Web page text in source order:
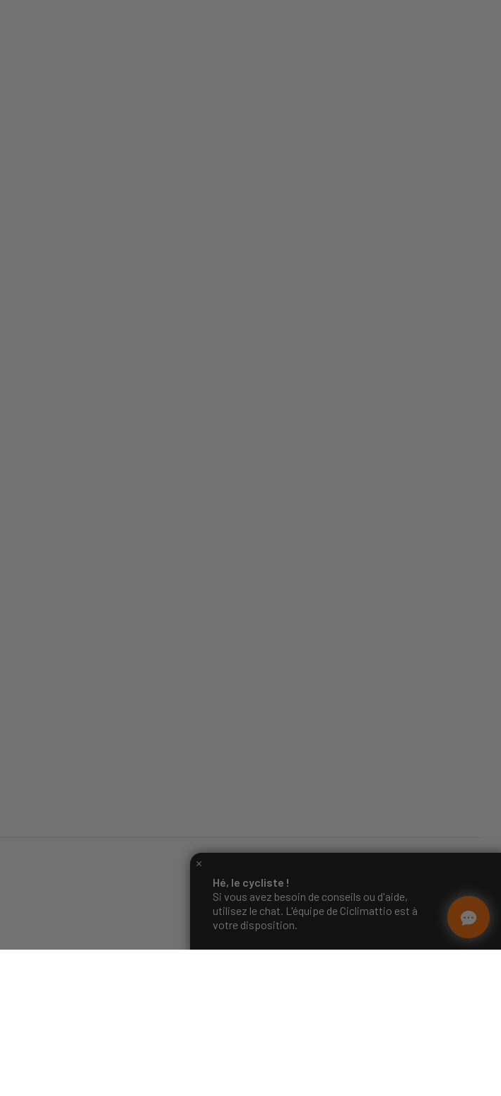
Hé, le cycliste !
Si vous avez besoin de conseils ou d'aide,
utilisez le chat. L'équipe de Ciclimattio est à
votre disposition.